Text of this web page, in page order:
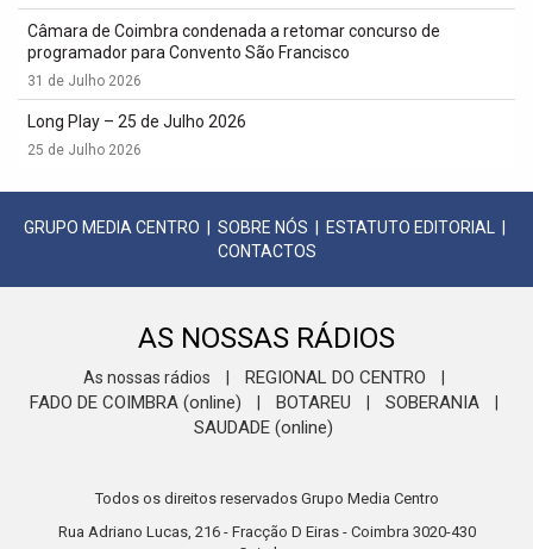
Câmara de Coimbra condenada a retomar concurso de
programador para Convento São Francisco
31 de Julho 2026
Long Play – 25 de Julho 2026
25 de Julho 2026
GRUPO MEDIA CENTRO SOBRE NÓS ESTATUTO EDITORIAL
CONTACTOS
AS NOSSAS RÁDIOS
As nossas rádios REGIONAL DO CENTRO
FADO DE COIMBRA (online) BOTAREU SOBERANIA
SAUDADE (online)
Todos os direitos reservados Grupo Media Centro
Rua Adriano Lucas, 216 - Fracção D Eiras - Coimbra 3020-430